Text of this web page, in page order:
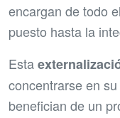
encargan de todo
puesto hasta la
Esta
concentrarse en
benefician de un